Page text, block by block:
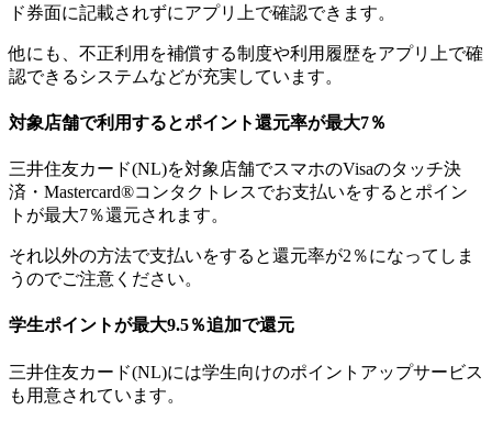
ド券面に記載されずにアプリ上で確認できます。
他にも、不正利用を補償する制度や利用履歴をアプリ上で確
認できるシステムなどが充実しています。
対象店舗で利用するとポイント還元率が最大7％
三井住友カード(NL)を対象店舗でスマホのVisaのタッチ決
済・Mastercard®コンタクトレスでお支払いをするとポイン
トが最大7％還元されます。
それ以外の方法で支払いをすると還元率が2％になってしま
うのでご注意ください。
学生ポイントが最大9.5％追加で還元
三井住友カード(NL)には学生向けのポイントアップサービス
も用意されています。